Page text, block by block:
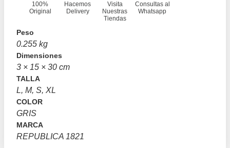
100%
Original
Hacemos
Delivery
Visita
Nuestras
Tiendas
Consultas al
Whatsapp
Peso
0.255 kg
Dimensiones
3 × 15 × 30 cm
TALLA
L, M, S, XL
COLOR
GRIS
MARCA
REPUBLICA 1821